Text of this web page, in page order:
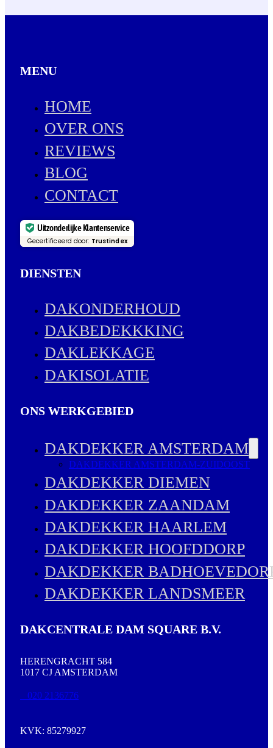
MENU
HOME
OVER ONS
REVIEWS
BLOG
CONTACT
Uitzonderlijke Klantenservice
Gecertificeerd door: Trustindex
DIENSTEN
DAKONDERHOUD
DAKBEDEKKKING
DAKLEKKAGE
DAKISOLATIE
ONS WERKGEBIED
DAKDEKKER AMSTERDAM
DAKDEKKER AMSTERDAM-ZUIDOOST
DAKDEKKER DIEMEN
DAKDEKKER ZAANDAM
DAKDEKKER HAARLEM
DAKDEKKER HOOFDDORP
DAKDEKKER
DAKDEKKER LANDSMEER
DAKCENTRALE DAM SQUARE B.V.
HERENGRACHT 584
1017 CJ AMSTERDAM
020 2136776
KVK: 85279927